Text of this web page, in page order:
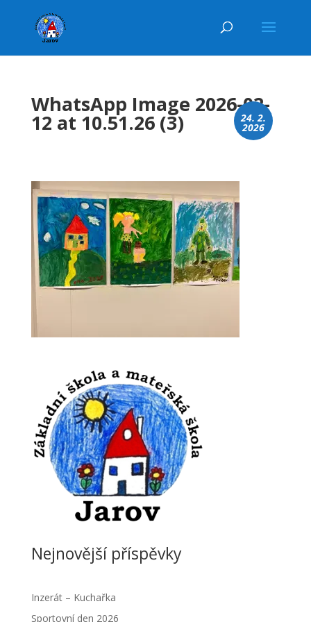
WhatsApp Image 2026-02-
12 at 10.51.26 (3) 24. 2.
2026
Nejnovější příspěvky
Inzerát – Kuchařka
Sportovní den 2026